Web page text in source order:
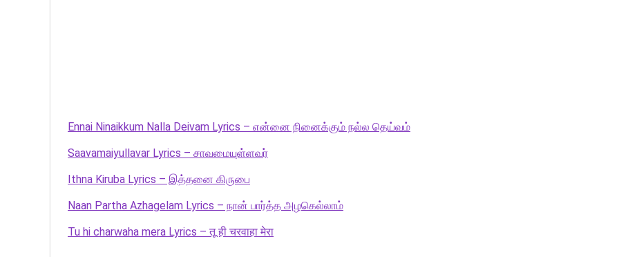
Ennai Ninaikkum Nalla Deivam Lyrics – என்னை நினைக்கும் நல்ல தெய்வம்
Saavamaiyullavar Lyrics – சாவமையுள்ளவர்
Ithna Kiruba Lyrics – இத்தனை கிருபை
Naan Partha Azhagelam Lyrics – நான் பார்த்த அழகெல்லாம்
Tu hi charwaha mera Lyrics – तू ही चरवाहा मेरा